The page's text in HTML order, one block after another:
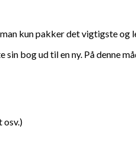
kun pakker det vigtigste og
bog ud til en ny. På denne
osv.)